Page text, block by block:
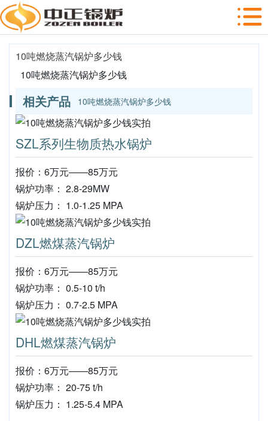
10吨燃烧蒸汽锅炉多少钱
10吨燃烧蒸汽锅炉多少钱
相关产品 10吨燃烧蒸汽锅炉多少钱
SZL系列生物质热水锅炉
报价：6万元——85万元
锅炉功率： 2.8-29MW
锅炉压力： 1.0-1.25 MPA
DZL燃煤蒸汽锅炉
报价：6万元——85万元
锅炉功率： 0.5-10 t/h
锅炉压力： 0.7-2.5 MPA
DHL燃煤蒸汽锅炉
报价：6万元——85万元
锅炉功率： 20-75 t/h
锅炉压力： 1.25-5.4 MPA